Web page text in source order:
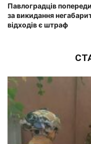
Павлоградців
за викидання
відходів є штраф